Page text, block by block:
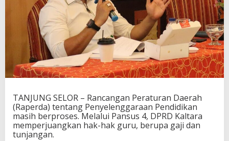
TANJUNG SELOR – Rancangan Peraturan Daerah
(Raperda) tentang Penyelenggaraan Pendidikan
masih berproses. Melalui Pansus 4, DPRD Kaltara
memperjuangkan hak-hak guru, berupa gaji dan
tunjangan.